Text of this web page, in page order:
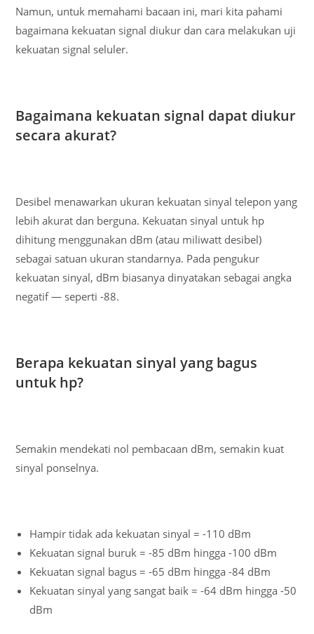
Namun, untuk memahami bacaan ini, mari kita pahami
bagaimana kekuatan signal diukur dan cara melakukan uji
kekuatan signal seluler.
Bagaimana kekuatan signal dapat diukur
secara akurat?
Desibel menawarkan ukuran kekuatan sinyal telepon yang
lebih akurat dan berguna. Kekuatan sinyal untuk hp
dihitung menggunakan dBm (atau miliwatt desibel)
sebagai satuan ukuran standarnya. Pada pengukur
kekuatan sinyal, dBm biasanya dinyatakan sebagai angka
negatif — seperti -88.
Berapa kekuatan sinyal yang bagus
untuk hp?
Semakin mendekati nol pembacaan dBm, semakin kuat
sinyal ponselnya.
Hampir tidak ada kekuatan sinyal = -110 dBm
Kekuatan signal buruk = -85 dBm hingga -100 dBm
Kekuatan signal bagus = -65 dBm hingga -84 dBm
Kekuatan sinyal yang sangat baik = -64 dBm hingga -50
dBm